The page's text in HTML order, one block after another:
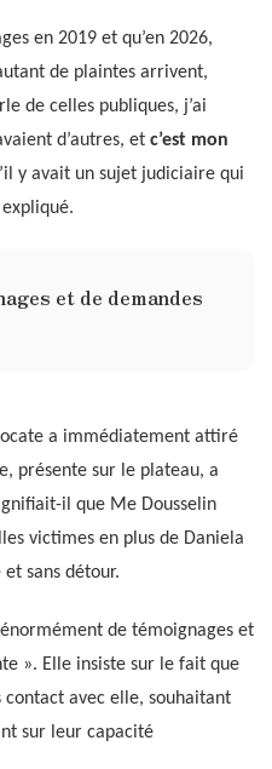
en 2019 et qu’en 2026,
de plaintes arrivent,
de celles publiques, j’ai
d’autres, et c’est mon
y avait un sujet judiciaire qui
et de demandes
a immédiatement attiré
présente sur le plateau, a
il que Me Dousselin
victimes en plus de Daniela
sans détour.
de témoignages et
». Elle insiste sur le fait que
avec elle, souhaitant
sur leur capacité